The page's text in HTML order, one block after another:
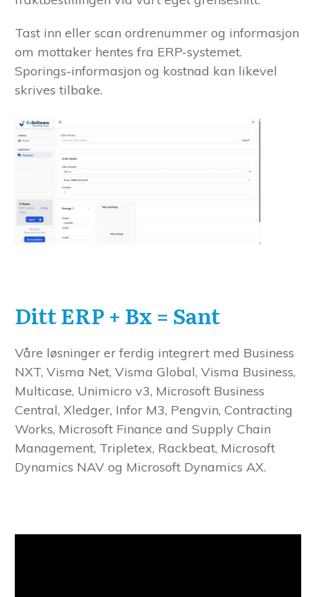
Tast inn eller scan ordrenummer og informasjon
om mottaker hentes fra ERP-systemet.
Sporings-informasjon og kostnad kan likevel
skrives tilbake.
Ditt ERP + Bx = Sant
Våre løsninger er ferdig integrert med Business
NXT, Visma Net, Visma Global, Visma Business,
Multicase, Unimicro v3, Microsoft Business
Central, Xledger, Infor M3, Pengvin, Contracting
Works, Microsoft Finance and Supply Chain
Management, Tripletex, Rackbeat, Microsoft
Dynamics NAV og Microsoft Dynamics AX.